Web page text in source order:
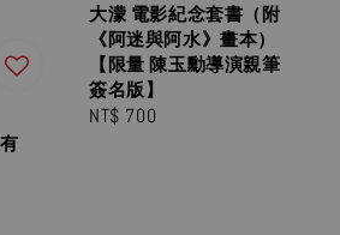
大濛 電影紀念套書（附
《阿迷與阿水》畫本）
【限量 陳玉勳導演親筆
簽名版】
Regular
NT$ 700